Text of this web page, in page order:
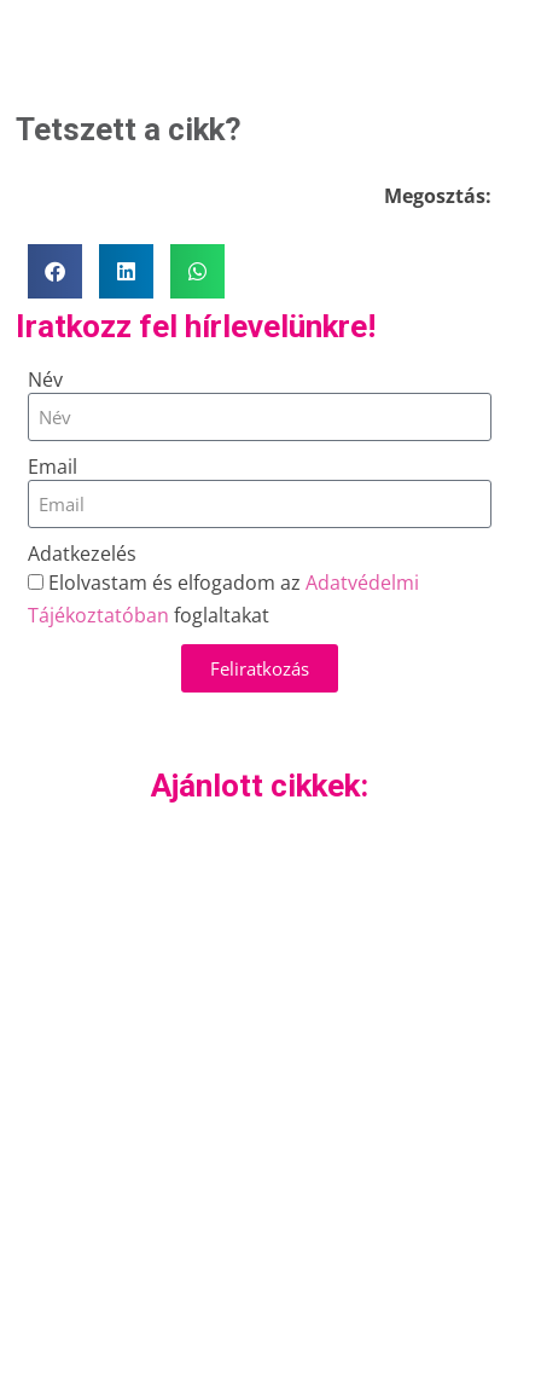
Tetszett a cikk?
Megosztás:
Iratkozz fel hírlevelünkre!
Név
Email
Adatkezelés
Elolvastam és elfogadom azAdatvédelmi
Tájékoztatóban foglaltakat
Feliratkozás
Ajánlott cikkek: